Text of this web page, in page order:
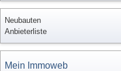
Neubauten
Anbieterliste
Mein Immoweb